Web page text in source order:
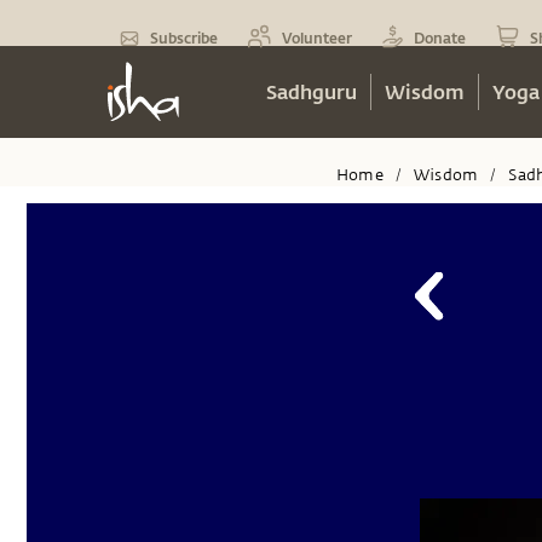
Subscribe Volunteer Donate
Sadhguru Wisdom
Home / Wisdom /